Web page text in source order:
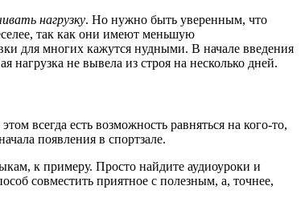
нагрузку. Но нужно быть уверенным, что
так как они имеют меньшую
для многих кажутся нудными. В начале введения
не вывела из строя на несколько дней.
всегда есть возможность равняться на кого-то,
появления в спортзале.
к примеру. Просто найдите аудиоуроки и
совместить приятное с полезным, а, точнее,